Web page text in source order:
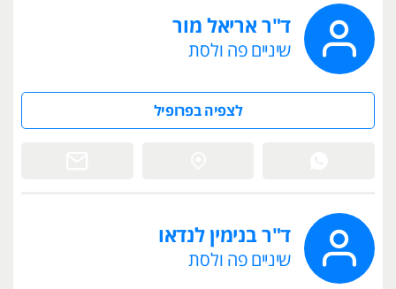
ד"ר אריאל מור
שיניים פה ולסת
לצפיה בפרופיל
ד"ר בנימין לנדאו
שיניים פה ולסת